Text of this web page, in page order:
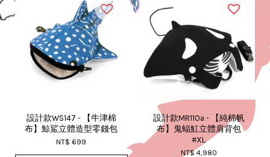
設計款WS147 - 【牛津棉
布】鯨鯊立體造型零錢包
NT$ 699
設計款MR110a - 【純棉帆
布】鬼蝠魟立體肩背包
#XL
NT$ 4,980